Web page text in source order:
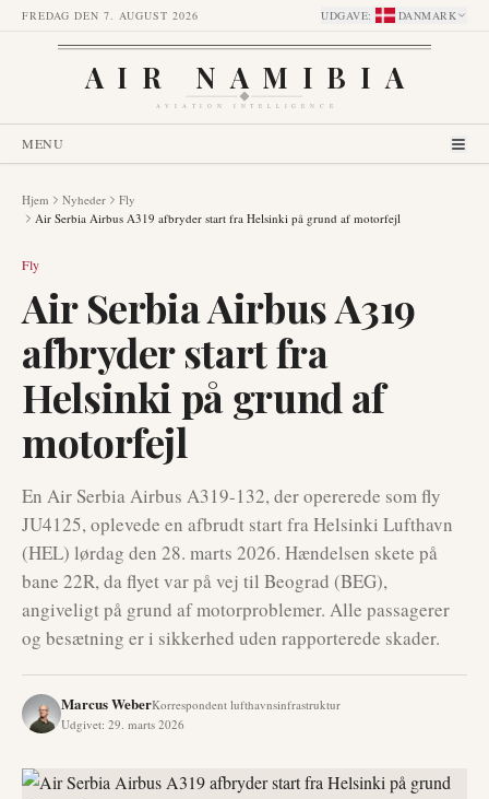
FREDAG DEN 7. AUGUST 2026 UDGAVE: DANMARK
AIR NAMIBIA
AVIATION INTELLIGENCE
MENU
Hjem Nyheder
Fly
Air Serbia Airbus A319 afbryder start fra Helsinki på grund af motorfejl
Fly
Air Serbia Airbus A319
afbryder start fra
Helsinki på grund af
motorfejl
En Air Serbia Airbus A319-132, der opererede som fly
JU4125, oplevede en afbrudt start fra Helsinki Lufthavn
(HEL) lørdag den 28. marts 2026. Hændelsen skete på
bane 22R, da flyet var på vej til Beograd (BEG),
angiveligt på grund af motorproblemer. Alle passagerer
og besætning er i sikkerhed uden rapporterede skader.
Marcus WeberKorrespondent lufthavnsinfrastruktur
Udgivet: 29. marts 2026